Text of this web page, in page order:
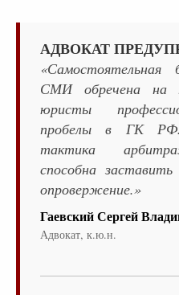
АДВОКАТ
«Самостоятельная
СМИ обречена на
юристы
пробелы в ГК РФ.
тактика
способна заставить
опровержение.»
Гаевский Сергей
Адвокат, к.ю.н.